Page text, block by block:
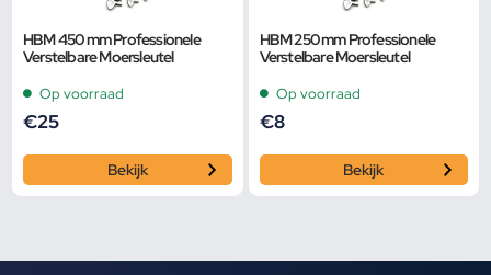
HBM 450 mm Professionele
Verstelbare Moersleutel
Op voorraad
€25
Bekijk
HBM 250 mm Professionele
Verstelbare Moersleutel
Op voorraad
€8
Bekijk